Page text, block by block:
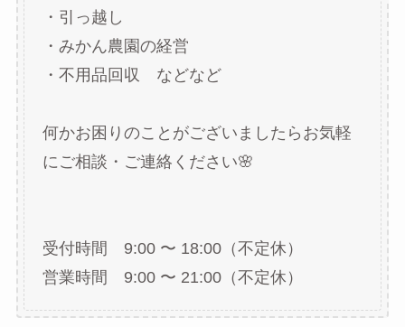
・引っ越し
・みかん農園の経営
・不用品回収 などなど
何かお困りのことがございましたらお気軽
にご相談・ご連絡ください🌸
受付時間 9:00 〜 18:00（不定休）
営業時間 9:00 〜 21:00（不定休）